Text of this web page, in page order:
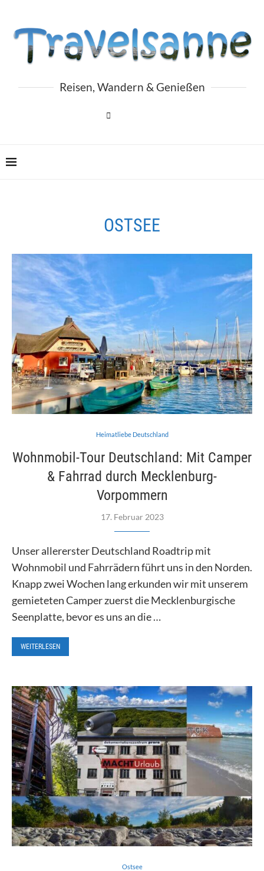
Reisen, Wandern & Genießen
OSTSEE
Heimatliebe Deutschland
Wohnmobil-Tour Deutschland: Mit Camper
& Fahrrad durch Mecklenburg-
Vorpommern
17. Februar 2023
Unser allererster Deutschland Roadtrip mit
Wohnmobil und Fahrrädern führt uns in den Norden.
Knapp zwei Wochen lang erkunden wir mit unserem
gemieteten Camper zuerst die Mecklenburgische
Seenplatte, bevor es uns an die …
WEITERLESEN
Ostsee